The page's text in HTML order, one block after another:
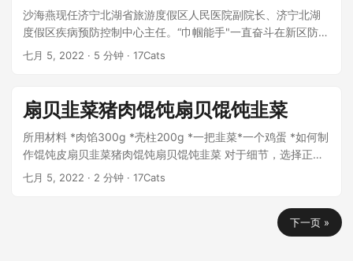
沙海燕现任济宁北湖省旅游度假区人民医院副院长、济宁北湖
度假区疾病预防控制中心主任。“巾帼能手"一直奋斗在新区防疫
一线,...
七月 5, 2022 · 5 分钟 · 17Cats
扇贝韭菜猪肉馄饨扇贝馄饨韭菜
所用材料 *肉馅300g *壳柱200g *一把韭菜*一个鸡蛋 *如何制
作馄饨皮扇贝韭菜猪肉馄饨扇贝馄饨韭菜 对于细节，选择正确
的配料很重要。好的食物...
七月 5, 2022 · 2 分钟 · 17Cats
下一页 »